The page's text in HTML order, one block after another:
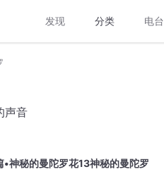
发现 分类 电台
声音
•神秘的曼陀罗花13神秘的曼陀罗